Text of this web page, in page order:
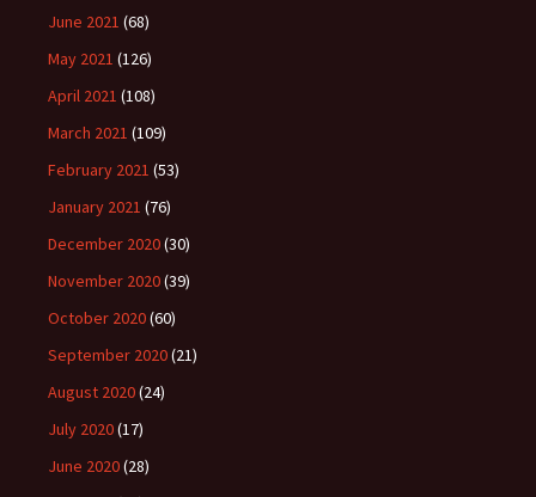
June 2021 (68)
May 2021 (126)
April 2021 (108)
March 2021 (109)
February 2021 (53)
January 2021 (76)
December 2020(30)
November 2020(39)
October 2020(60)
September 2020(21)
August 2020(24)
July 2020(17)
June 2020(28)